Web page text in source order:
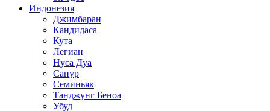
Индонезия
Джимбаран
Кандидаса
Кута
Легиан
Нуса Дуа
Санур
Семиньяк
Танджунг Беноа
Убуд